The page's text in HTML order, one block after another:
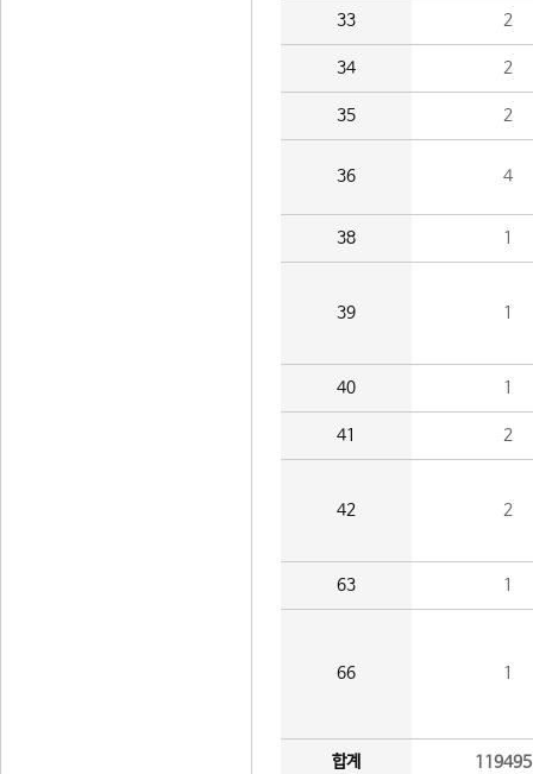
33 2
34 2
35 2
36 4
38 1
39 1
40 1
41 2
42 2
63 1
66 1
합계